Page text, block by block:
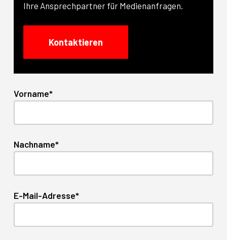
Ihre Ansprechpartner für Medienanfragen.
Kontaktieren
Vorname*
Nachname*
E-Mail-Adresse*